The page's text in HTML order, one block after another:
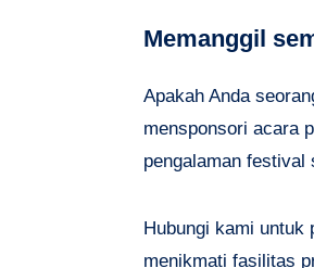
Memanggil
Apakah Anda
mensponsori acara
pengalaman festival
Hubungi kami untuk
menikmati fasilitas